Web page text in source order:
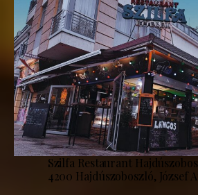
Szilfa Restaurant
4200 Hajdúszoboszló, József